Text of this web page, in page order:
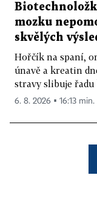
mozku
skvělých
Hořčík na spaní,
únavě a kreatin
stravy slibuje řadu
6. 8. 2026 ▪ 16:13 min.